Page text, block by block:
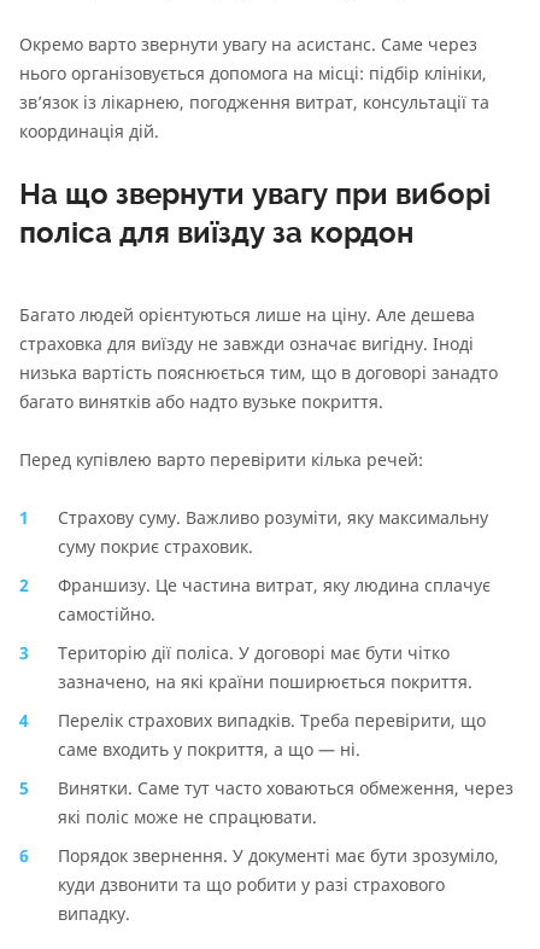
Окремо варто звернути увагу на асистанс. Саме через
нього організовується допомога на місці: підбір клініки,
зв’язок із лікарнею, погодження витрат, консультації та
координація дій.
На що звернути увагу при виборі
поліса для виїзду за кордон
Багато людей орієнтуються лише на ціну. Але дешева
страховка для виїзду не завжди означає вигідну. Іноді
низька вартість пояснюється тим, що в договорі занадто
багато винятків або надто вузьке покриття.
Перед купівлею варто перевірити кілька речей:
Страхову суму. Важливо розуміти, яку максимальну
суму покриє страховик.
Франшизу. Це частина витрат, яку людина сплачує
самостійно.
Територію дії поліса. У договорі має бути чітко
зазначено, на які країни поширюється покриття.
Перелік страхових випадків. Треба перевірити, що
саме входить у покриття, а що — ні.
Винятки. Саме тут часто ховаються обмеження, через
які поліс може не спрацювати.
Порядок звернення. У документі має бути зрозуміло,
куди дзвонити та що робити у разі страхового
випадку.